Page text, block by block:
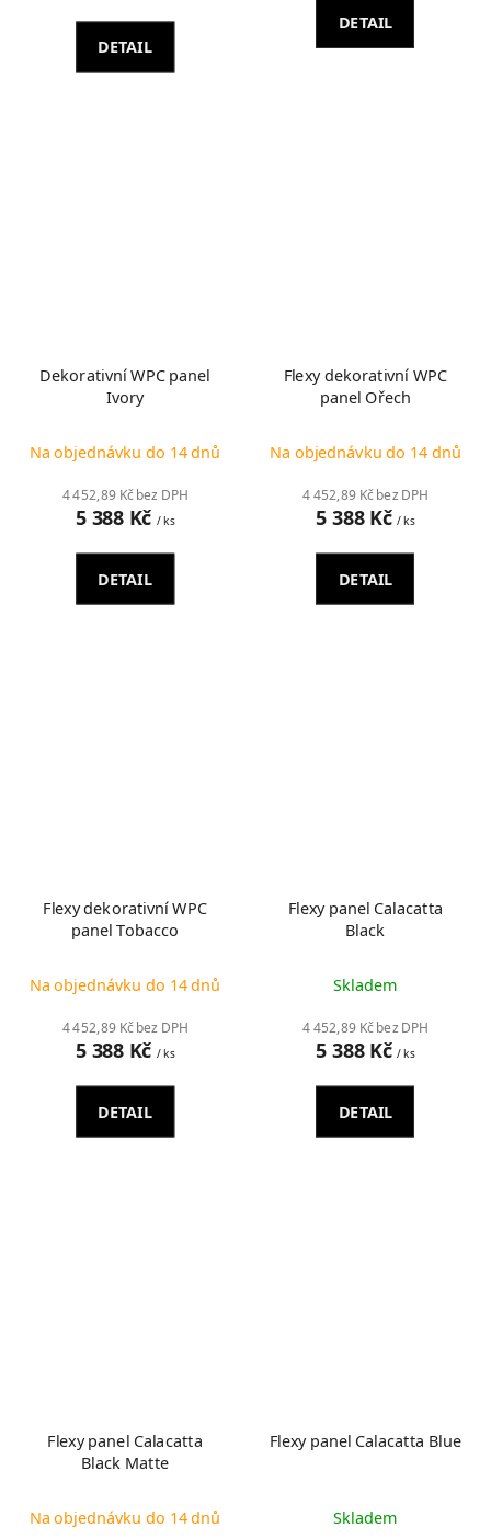
DETAIL
DETAIL
Dekorativní WPC panel
Ivory
Na objednávku do 14 dnů
4 452,89 Kč bez DPH
5 388 Kč / ks
DETAIL
Flexy dekorativní WPC
panel Ořech
Na objednávku do 14 dnů
4 452,89 Kč bez DPH
5 388 Kč/ ks
DETAIL
Flexy dekorativní WPC
panel Tobacco
Na objednávku do 14 dnů
4 452,89 Kč bez DPH
5 388 Kč / ks
DETAIL
Flexy panel Calacatta
Black
Skladem
4 452,89 Kč bez DPH
5 388 Kč/ ks
DETAIL
Flexy panel Calacatta
Black Matte
Na objednávku do 14 dnů
Flexy panel Calacatta Blue
Skladem